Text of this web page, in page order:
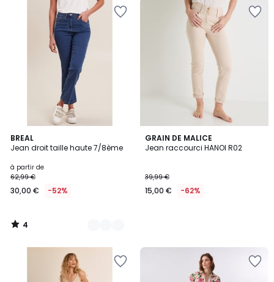
BREAL
Jean droit taille haute 7/8ème
à partir de
62,99 €
30,00 € -52%
4
/
2
Couleurs
4
/
GRAIN DE MALICE
Jean raccourci HANOI R02
39,99 €
15,00 € -62%